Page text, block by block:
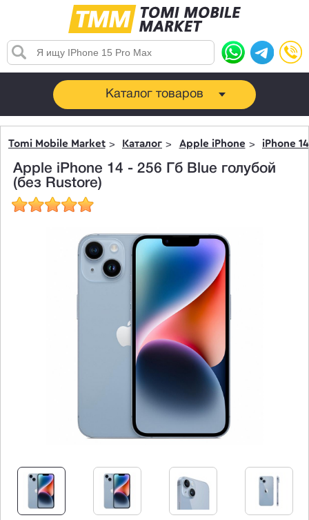
Каталог товаров
Tomi Mobile Market Каталог Apple iPhone iPhone 14
Apple iPhone 14 - 256 Гб Blue голубой
(без Rustore)